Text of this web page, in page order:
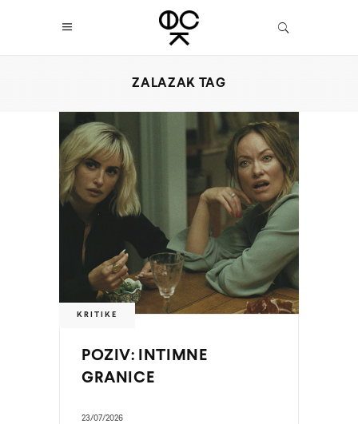
ZALAZAK TAG
KRITIKE
POZIV: INTIMNE
GRANICE
23/07/2026